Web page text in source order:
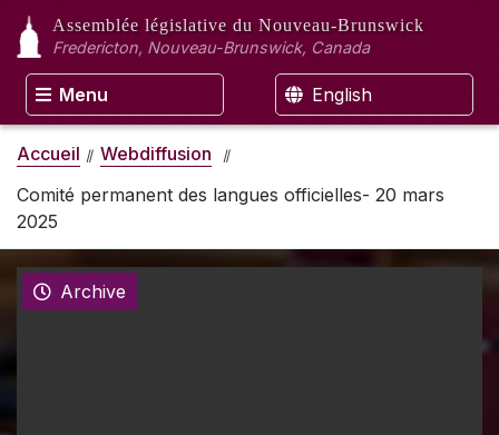
Assemblée législative du Nouveau-Brunswick
Fredericton, Nouveau-Brunswick, Canada
Menu English
Accueil
Webdiffusion
Comité permanent des langues officielles- 20 mars
2025
Archive